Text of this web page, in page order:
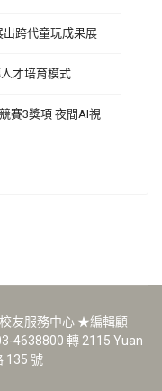
出跨代童玩成果展
才培育模式
賽3獎項 夜間AI視
友服務中心 ★編輯顧
4638800 轉 2115 Yuan
135 號